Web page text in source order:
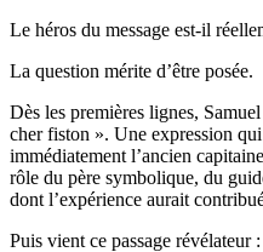
Le héros du message est-il
La question mérite d’être posée.
Dès les premières lignes,
cher fiston ». Une expression
immédiatement l’ancien
rôle du père symbolique, du
dont l’expérience aurait
Puis vient ce passage révélateur :